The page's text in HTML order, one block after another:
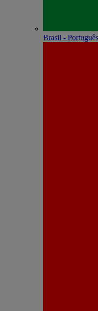
Brasil - Português